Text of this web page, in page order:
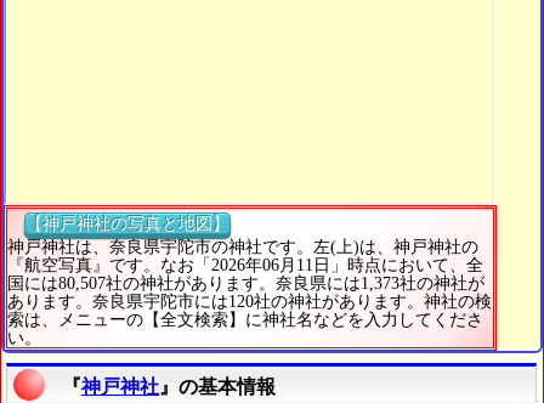
【神戸神社の写真と地図】
神戸神社は、奈良県宇陀市の神社です。左(上)は、神戸神社の
『航空写真』です。なお「2026年06月11日」時点において、全
国には80,507社の神社があります。奈良県には1,373社の神社が
あります。奈良県宇陀市には120社の神社があります。神社の検
索は、メニューの【全文検索】に神社名などを入力してくださ
い。
『神戸神社 』の基本情報